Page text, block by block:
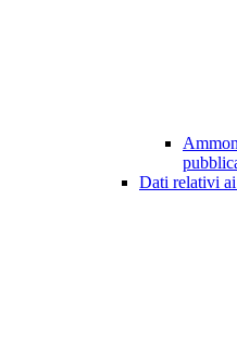
Dati relativi